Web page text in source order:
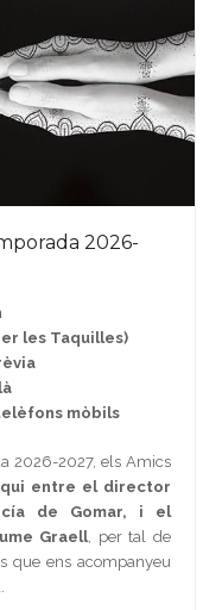
2026-
les Taquilles)
mòbils
2026-2027, els Amics
entre el director
de Gomar, i el
Graell, per tal de
que ens acompanyeu